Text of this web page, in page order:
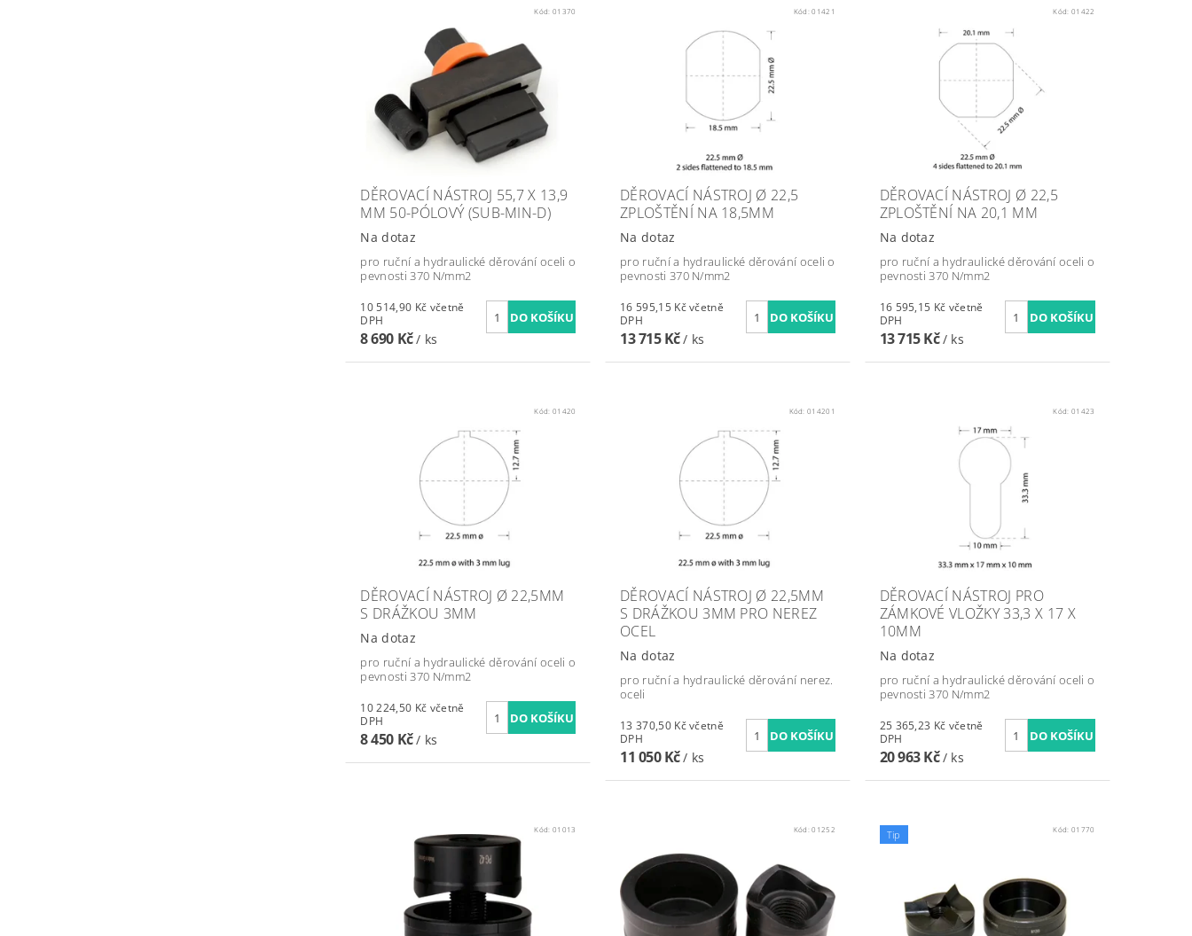
Kód: 01370
DĚROVACÍ NÁSTROJ 55,7 X 13,9
MM 50-PÓLOVÝ (SUB-MIN-D)
Na dotaz
pro ruční a hydraulické děrování oceli o
pevnosti 370 N/mm2
10 514,90 Kč včetně
DPH
8 690 Kč/ ks
Kód:01421
DĚROVACÍ NÁSTROJ Ø 22,5
ZPLOŠTĚNÍ NA 18,5MM
Na dotaz
pro ruční a hydraulické děrování oceli o
pevnosti 370 N/mm2
16 595,15 Kč včetně
DPH
13 715 Kč/ ks
Kód:01422
DĚROVACÍ NÁSTROJ Ø 22,5
ZPLOŠTĚNÍ NA 20,1 MM
Na dotaz
pro ruční a hydraulické děrování oceli o
pevnosti 370 N/mm2
16 595,15 Kč včetně
DPH
13 715 Kč/ ks
Kód: 01420
DĚROVACÍ NÁSTROJ Ø 22,5MM
S DRÁŽKOU 3MM
Na dotaz
pro ruční a hydraulické děrování oceli o
pevnosti 370 N/mm2
10 224,50 Kč včetně
DPH
8 450 Kč/ ks
Kód:014201
DĚROVACÍ NÁSTROJ Ø 22,5MM
S DRÁŽKOU 3MM PRO NEREZ
OCEL
Na dotaz
pro ruční a hydraulické děrování nerez.
oceli
13 370,50 Kč včetně
DPH
11 050 Kč/ ks
Kód:01423
DĚROVACÍ NÁSTROJ PRO
ZÁMKOVÉ VLOŽKY 33,3 X 17 X
10MM
Na dotaz
pro ruční a hydraulické děrování oceli o
pevnosti 370 N/mm2
25 365,23 Kč včetně
DPH
20 963 Kč/ ks
Kód: 01013 Kód:01252 Tip Kód:01770